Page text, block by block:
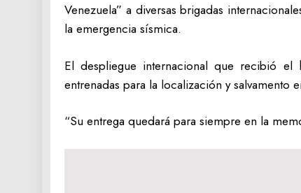
Venezuela” a diversas brigadas
la emergencia sísmica.
El despliegue internacional que recibió el
entrenadas para la localización y salvamento
“Su entrega quedará para siempre en la